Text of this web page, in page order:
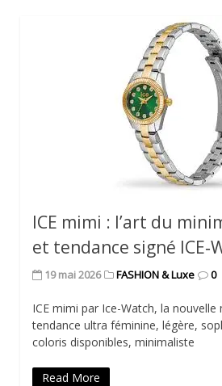
ICE mimi : l’art du
et tendance signé
19 mai 2026 FASHION & Luxe 0
ICE mimi par Ice-Watch, la
tendance ultra féminine, légère,
coloris disponibles, minimaliste
Read More